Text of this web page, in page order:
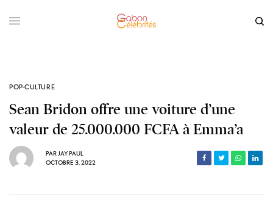
POP-CULTURE
Sean Bridon offre une voiture d’une
valeur de 25.000.000 FCFA à Emma’a
PARJAY PAUL
OCTOBRE 3, 2022